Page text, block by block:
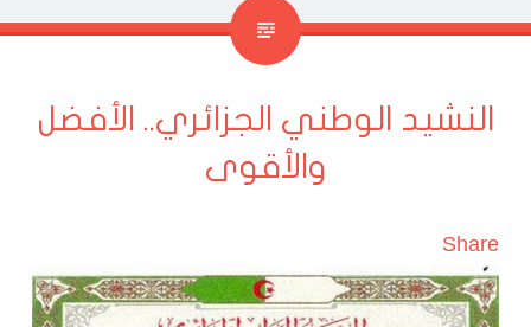
النشيد الوطني الجزائري.. الأفضل
والأقوى
Share